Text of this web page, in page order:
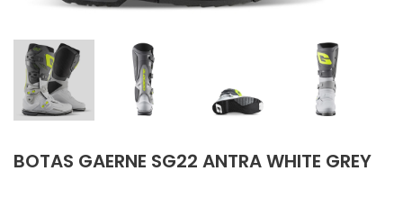
BOTAS GAERNE SG22 ANTRA WHITE GREY